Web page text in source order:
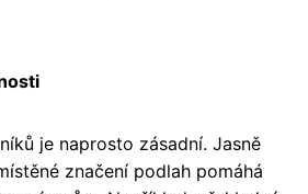
je naprosto zásadní. Jasně
značení podlah pomáhá